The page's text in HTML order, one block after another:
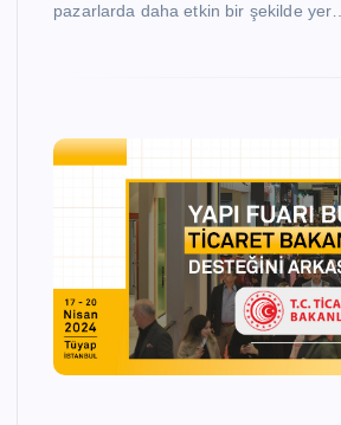
pazarlarda daha etkin bir şekilde yer…